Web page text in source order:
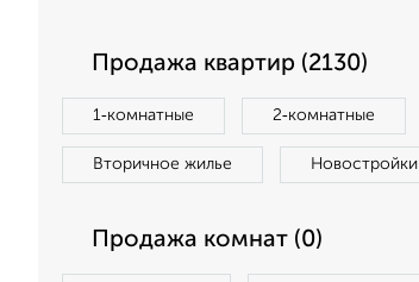
Продажа квартир (2130)
1‑комнатные 2‑комнатные
Вторичное жилье Новостройки
Продажа комнат (0)